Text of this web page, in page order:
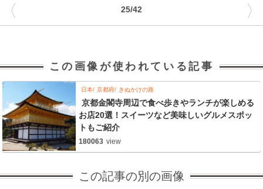
25/42
〈 〉
この画像が使われている記事
日本 京都府 きぬかけの路
京都金閣寺周辺で食べ歩きやランチが楽しめる
お店20選！スイーツなど美味しいグルメスポッ
トもご紹介
180063 view
この記事の別の画像